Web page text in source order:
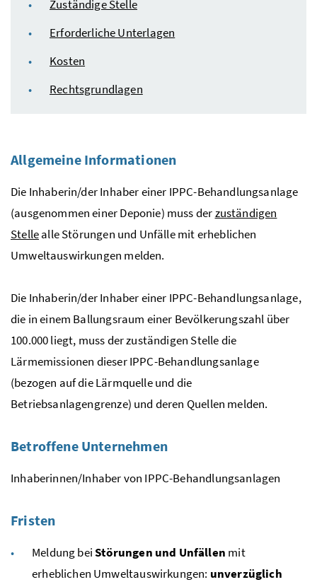
Zuständige Stelle
Erforderliche Unterlagen
Kosten
Rechtsgrundlagen
Allgemeine Informationen
Die Inhaberin/der Inhaber einer IPPC-Behandlungsanlage
(ausgenommen einer Deponie) muss derzuständigen
Stellealle Störungen und Unfälle mit erheblichen
Umweltauswirkungen melden.
Die Inhaberin/der Inhaber einer IPPC-Behandlungsanlage,
die in einem Ballungsraum einer Bevölkerungszahl über
100.000 liegt, muss der zuständigen Stelle die
Lärmemissionen dieserIPPC-Behandlungsanlage
(bezogen auf die Lärmquelle und die
Betriebsanlagengrenze) und deren Quellen melden.
Betroffene Unternehmen
Inhaberinnen/Inhaber von IPPC-Behandlungsanlagen
Fristen
Meldung beiStörungen und Unfällen mit
erheblichen Umweltauswirkungen: unverzüglich